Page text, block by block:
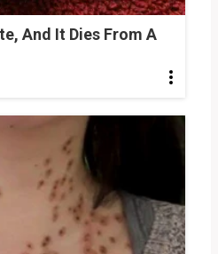
And It Dies From A